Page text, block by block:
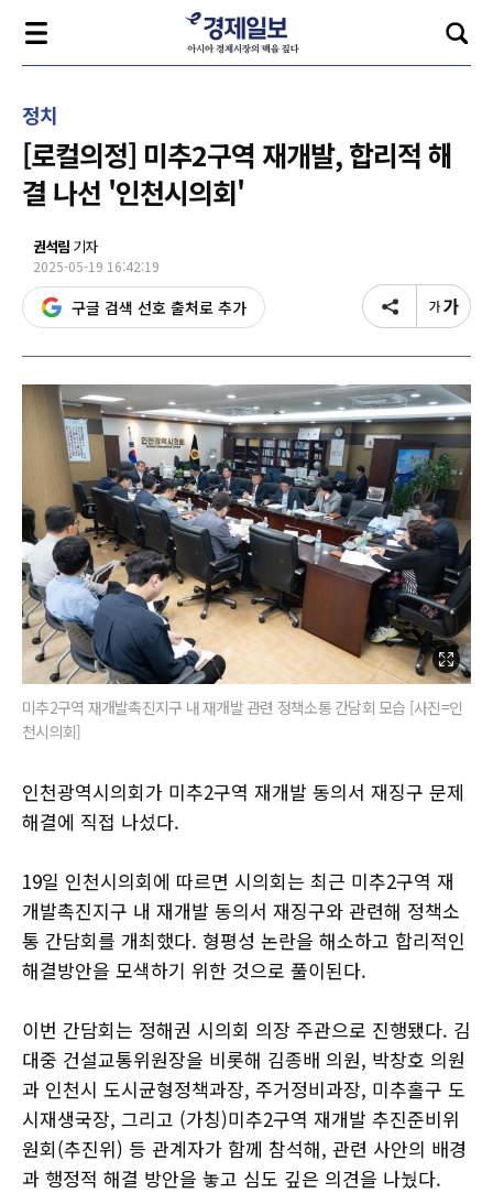
정치
[로컬의정] 미추2구역 재개발, 합리적 해
결 나선 '인천시의회'
권석림 기자
2025-05-19 16:42:19
구글 검색 선호 출처로 추가
미추2구역 재개발촉진지구 내 재개발 관련 정책소통 간담회 모습 [사진=인
천시의회]
인천광역시의회가 미추2구역 재개발 동의서 재징구 문제
해결에 직접 나섰다.
19일 인천시의회에 따르면 시의회는 최근 미추2구역 재
개발촉진지구 내 재개발 동의서 재징구와 관련해 정책소
통 간담회를 개최했다. 형평성 논란을 해소하고 합리적인
해결방안을 모색하기 위한 것으로 풀이된다.
이번 간담회는 정해권 시의회 의장 주관으로 진행됐다. 김
대중 건설교통위원장을 비롯해 김종배 의원, 박창호 의원
과 인천시 도시균형정책과장, 주거정비과장, 미추홀구 도
시재생국장, 그리고 (가칭)미추2구역 재개발 추진준비위
원회(추진위) 등 관계자가 함께 참석해, 관련 사안의 배경
과 행정적 해결 방안을 놓고 심도 깊은 의견을 나눴다.